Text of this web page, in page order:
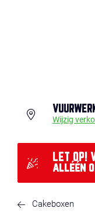
Wijzig
LET
alléén
Cakeboxen